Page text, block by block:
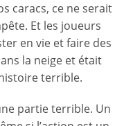
caracs, ce ne serait
Et les joueurs
en vie et faire des
la neige et était
terrible.
partie terrible. Un